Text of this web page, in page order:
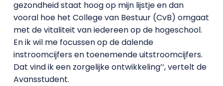
gezondheid staat hoog op mijn lijstje en dan
vooral hoe het College van Bestuur (CvB) omgaat
met de vitaliteit van iedereen op de hogeschool.
En ik wil me focussen op de dalende
instroomcijfers en toenemende uitstroomcijfers.
Dat vind ik een zorgelijke ontwikkeling’’, vertelt de
Avansstudent.